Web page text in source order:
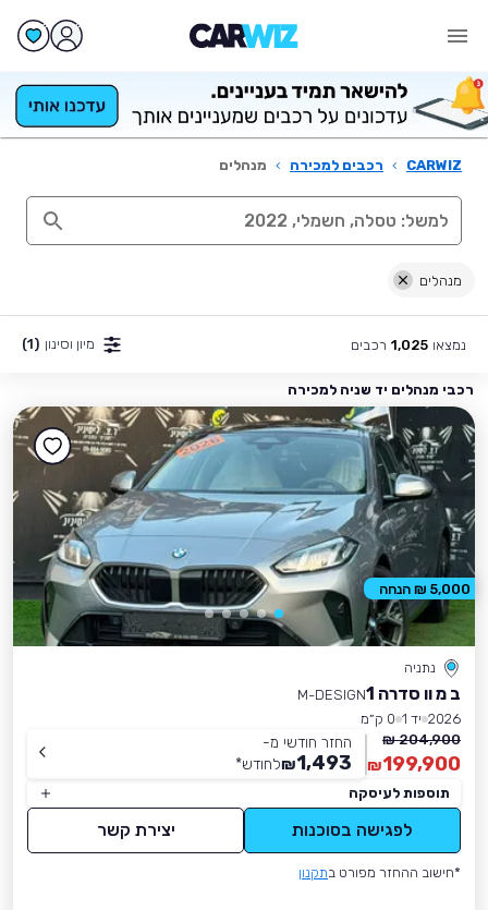
CARWIZ
› רכבים למכירה › מנהלים
מנהלים
נמצאו 1,025 רכבים מיון וסינון (1)
רכבי מנהלים יד שניה למכירה
נתניה
ב מ וו סדרה 1
M-DESIGN
2026 יד 1
0 ק״מ
204,900 ₪
199,900
₪
החזר חודשי מ-
1,493
₪לחודש*
תוספות לעיסקה
לפגישה בסוכנות יצירת קשר
*חישוב ההחזר מפורט בתקנון
5,000 ₪ הנחה